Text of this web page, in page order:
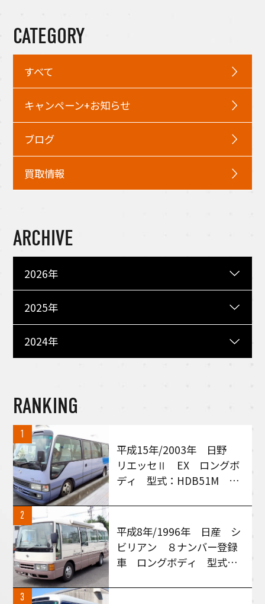
CATEGORY
すべて
キャンペーン+お知らせ
ブログ
買取情報
ARCHIVE
2026年
2025年
2024年
RANKING
1
平成15年/2003年 日野
リエッセⅡ EX ロングボ
ディ 型式：HDB51M MT
きました！
2
平成8年/1996年 日産 シ
ビリアン ８ナンバー登録
車 ロングボディ 型式：
取りさせて頂きました！
3